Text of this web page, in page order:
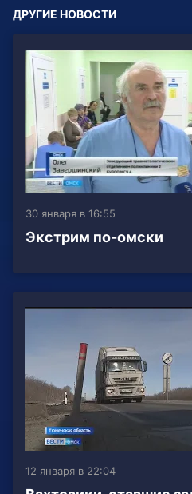
ДРУГИЕ НОВОСТИ
30 января в 16:55
Экстрим по-омски
12 января в 22:04